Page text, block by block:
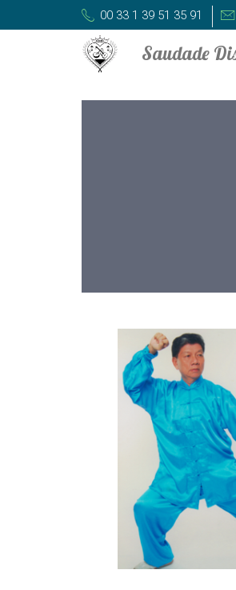
00 33 1 39 51 35 91